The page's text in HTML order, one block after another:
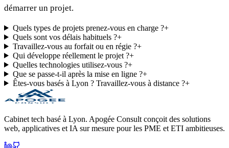
démarrer un projet.
Quels types de projets prenez-vous en charge ?+
Quels sont vos délais habituels ?+
Travaillez-vous au forfait ou en régie ?+
Qui développe réellement le projet ?+
Quelles technologies utilisez-vous ?+
Que se passe-t-il après la mise en ligne ?+
Êtes-vous basés à Lyon ? Travaillez-vous à distance ?+
Cabinet tech basé à Lyon. Apogée Consult conçoit des solutions
web, applicatives et IA sur mesure pour les PME et ETI ambitieuses.